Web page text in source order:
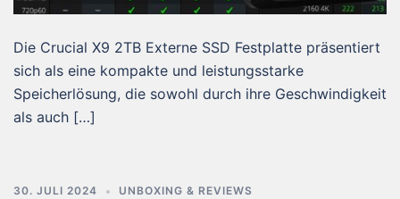
Die Crucial X9 2TB Externe SSD Festplatte präsentiert
sich als eine kompakte und leistungsstarke
Speicherlösung, die sowohl durch ihre Geschwindigkeit
als auch […]
30. JULI 2024 UNBOXING & REVIEWS